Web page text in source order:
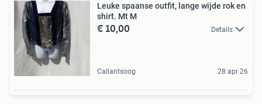
Leuke spaanse outfit, lange wijde rok en
shirt. Mt M
€ 10,00 Details
Callantsoog 28 apr 26